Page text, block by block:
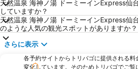
天然温泉 海神ノ湯 ドーミーインExpress仙
していますか？
天然温泉 海神ノ湯 ドーミーインExpress仙
のような人気の観光スポットがありますか？
さらに表示
各予約サイトからトリバゴに提供される料
変化しています。そのためトリバゴでご